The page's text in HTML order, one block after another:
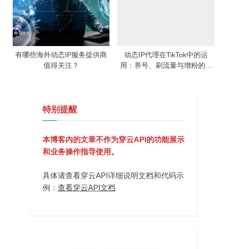
有哪些海外动态IP服务提供商
值得关注？
动态IP代理在TikTok中的运
用：养号、刷流量与增粉的完
特别提醒
本博客内的文章不作为穿云API的功能展示
和业务操作指导使用。
具体请查看穿云API详细说明文档和代码示
例： 查看穿云API文档